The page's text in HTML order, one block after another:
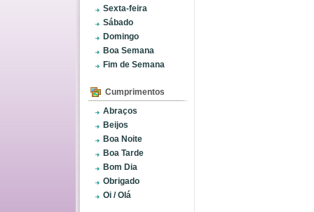
Sexta-feira
Sábado
Domingo
Boa Semana
Fim de Semana
Cumprimentos
Abraços
Beijos
Boa Noite
Boa Tarde
Bom Dia
Obrigado
Oi / Olá